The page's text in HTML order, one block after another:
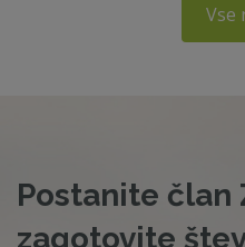
Vse
Postanite član
zagotovite